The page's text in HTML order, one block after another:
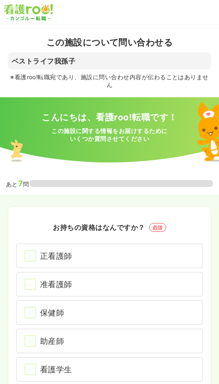
この施設について問い合わせる
ベストライフ我孫子
※看護roo!転職宛であり、施設に問い合わせ内容が伝わることはありませ
ん
こんにちは、看護roo!転職です！
この施設に関する情報をお届けするために
いくつか質問させてください
あと 7問
お持ちの資格はなんですか？ 必須
正看護師
准看護師
保健師
助産師
看護学生